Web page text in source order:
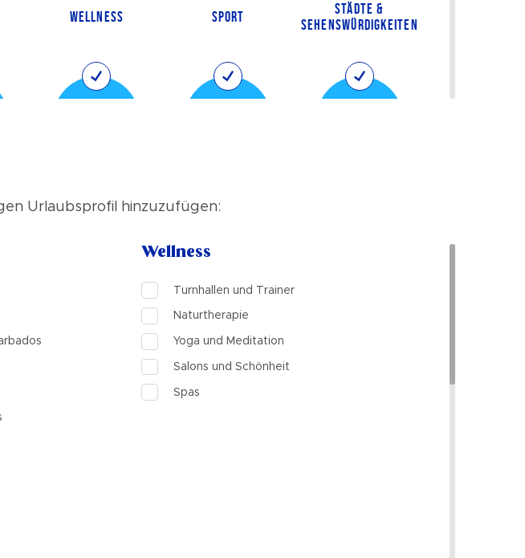
WELLNESS SPORT
STÄDTE &
SEHENSWÜRDIGKEITEN
BARBADOS LEBEN
Urlaubsprofil hinzuzufügen:
Wellness
Turnhallen und Trainer
Naturtherapie
Yoga und Meditation
Salons und Schönheit
Spas